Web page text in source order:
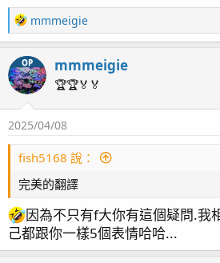
海水缸的背後
R
e
c
t
i
o
n
：
mmmeigie
OP mmmeigie
🏆🏆🏅🏅
2025/04/08
fish5168 說：
完美的翻譯
因為不只有f大你有這個疑問.我
己都跟你一樣5個表情哈哈...